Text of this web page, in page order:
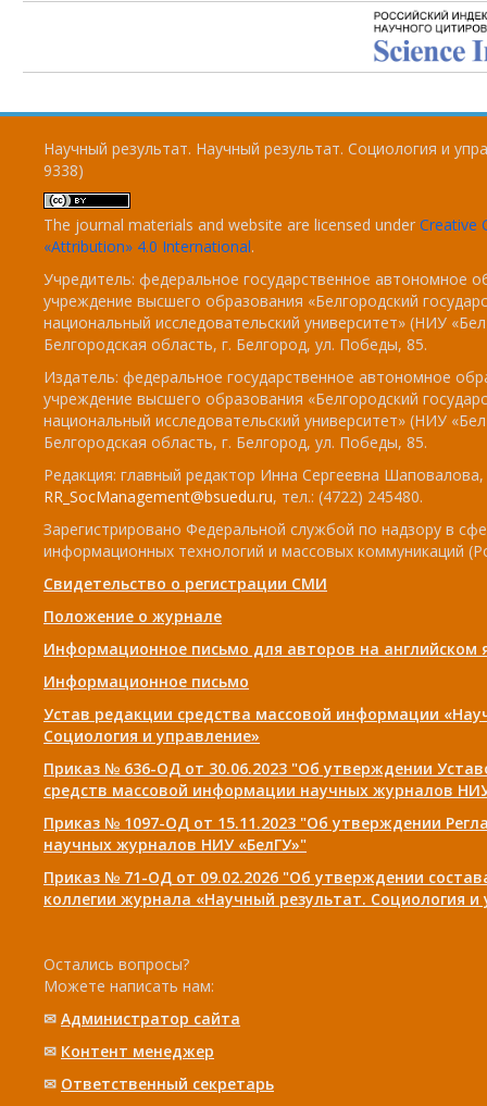
Научный результат. Научный результат. Социология и
9338)
The journal materials and website are licensed under Creative
«Attribution» 4.0 International.
Учредитель: федеральное государственное автономное
учреждение высшего образования «Белгородский
национальный исследовательский университет» (НИУ
Белгородская область, г. Белгород, ул. Победы, 85.
Издатель: федеральное государственное автономное
учреждение высшего образования «Белгородский
национальный исследовательский университет» (НИУ
Белгородская область, г. Белгород, ул. Победы, 85.
Редакция: главный редактор Инна Сергеевна
RR_SocManagement@bsuedu.ru, тел.: (4722) 245480.
Зарегистрировано Федеральной службой по надзору в
информационных технологий и массовых коммуникаций
Свидетельство о регистрации СМИ
Положение о журнале
Информационное письмо для авторов на английском
Информационное письмо
Устав редакции средства массовой информации
Социология и управление»
Приказ № 636-ОД от 30.06.2023 "Об утверждении
средств массовой информации научных журналов
Приказ № 1097-ОД от 15.11.2023 "Об утверждении
научных журналов НИУ «БелГУ»"
Приказ № 71-ОД от 09.02.2026 "Об утверждении
коллегии журнала «Научный результат. Социология и
Остались вопросы?
Можете написать нам:
✉ Администратор сайта
✉ Контент менеджер
✉ Ответственный cекретарь